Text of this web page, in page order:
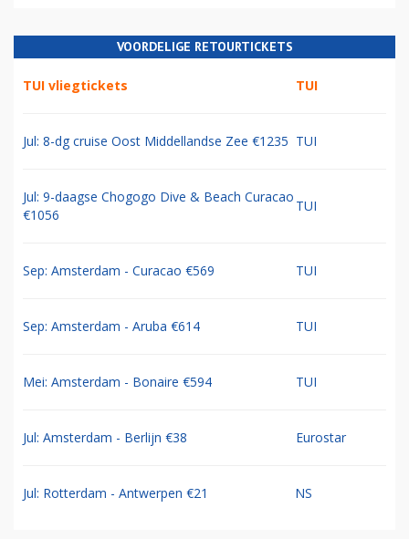
VOORDELIGE RETOURTICKETS
TUI vliegtickets TUI
Jul: 8-dg cruise Oost Middellandse Zee €1235 TUI
Jul: 9-daagse Chogogo Dive & Beach Curacao
€1056
TUI
Sep: Amsterdam - Curacao €569 TUI
Sep: Amsterdam - Aruba €614 TUI
Mei: Amsterdam - Bonaire €594 TUI
Jul: Amsterdam - Berlijn €38 Eurostar
Jul: Rotterdam - Antwerpen €21 NS